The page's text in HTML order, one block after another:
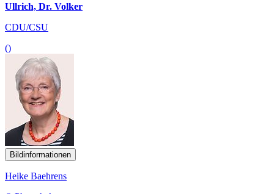
Ullrich, Dr. Volker
CDU/CSU
()
Bildinformationen
Heike Baehrens